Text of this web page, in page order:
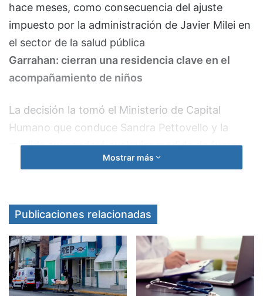
hace meses, como consecuencia del ajuste
impuesto por la administración de Javier Milei en
el sector de la salud pública
Garrahan: cierran una residencia clave en el
acompañamiento de niños
La decisión la tomó el Ministerio de Capital
Humano que conduce Sandra Pettovello y la
medida suspenderá cualquier medida de fuerza
durante 15 días. El Gobierno dispuso así «dar por
establecido en el Artículo 11° de la normativa
preindicada, debiendo retrotraerse la situación a
la existente con anterioridad al inicio del
conflicto y por el plazo de duración del presente
procedimiento conciliatorio», reza el escrito al
Mostrar más
Publicaciones relacionadas